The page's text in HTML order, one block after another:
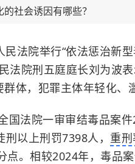
社会诱因有哪些？
法院举行“依法惩治新
法院刑五庭庭长刘为波表
体，犯罪主体年轻化、
国法院一审审结毒品案
以上刑罚7398人， 重刑
点。相较2024年，毒品